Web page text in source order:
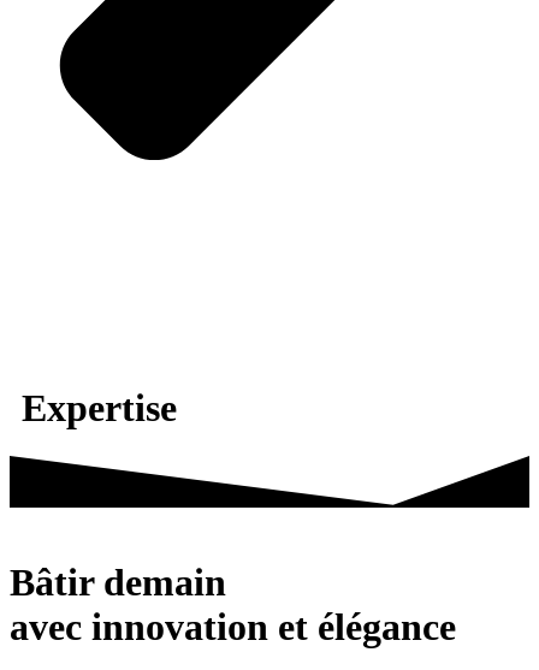
Expertise
Bâtir demain
avec innovation et élégance